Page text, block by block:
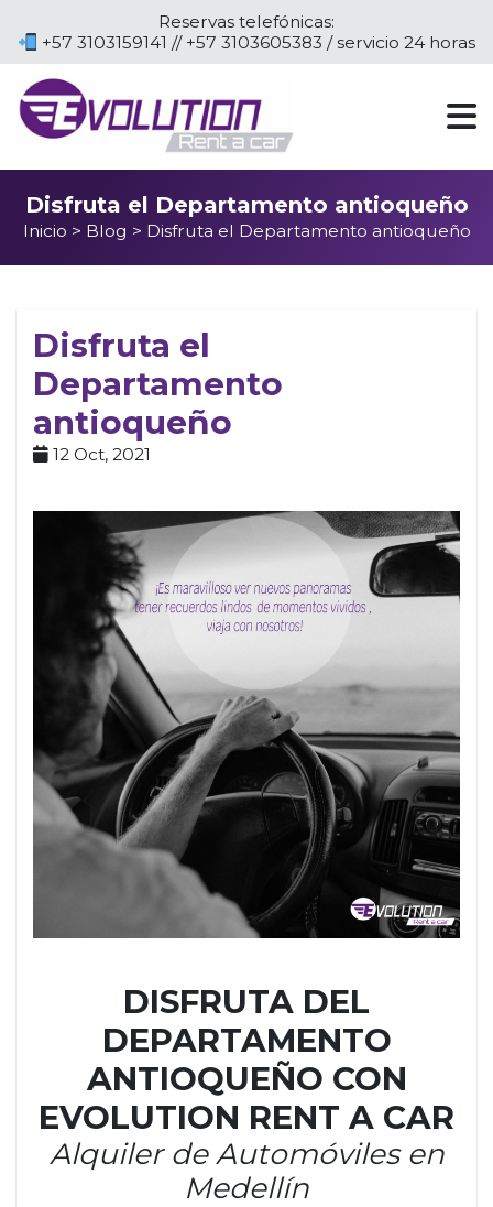
Reservas telefónicas:
+57 3103159141 // +57 3103605383 / servicio 24 horas
Disfruta el Departamento antioqueño
Inicio > Blog > Disfruta el Departamento antioqueño
Disfruta el
Departamento
antioqueño
12 Oct, 2021
DISFRUTA DEL
DEPARTAMENTO
ANTIOQUEÑO CON
EVOLUTION RENT A CAR
Alquiler de Automóviles en
Medellín